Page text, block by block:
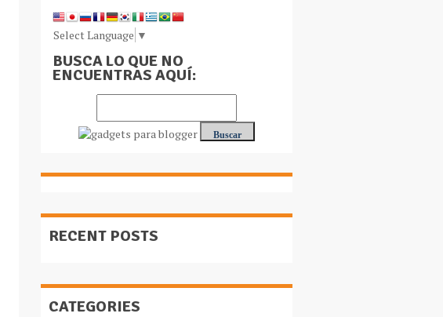
Select Language ▼
BUSCA LO QUE NO
ENCUENTRAS AQUÍ:
RECENT POSTS
CATEGORIES